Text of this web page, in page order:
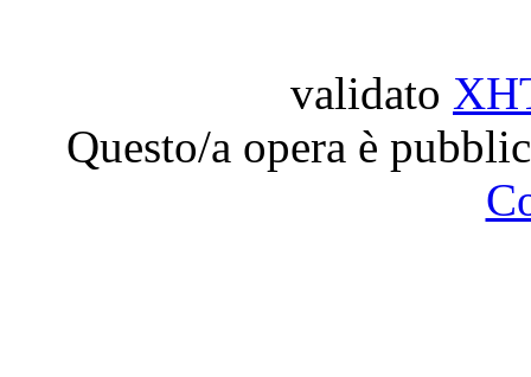
validato
Questo/a opera è